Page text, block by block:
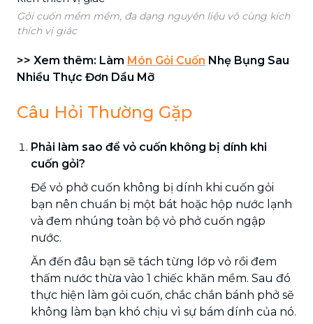
Gỏi cuốn mềm mềm, đa dạng nguyên liệu vô cùng kích
thích vị giác
>> Xem thêm: Làm Món Gỏi Cuốn Nhẹ Bụng Sau
Nhiều Thực Đơn Dầu Mỡ
Câu Hỏi Thường Gặp
Phải làm sao để vỏ cuốn không bị dính khi
cuốn gỏi?
Để vỏ phở cuốn không bị dính khi cuốn gỏi
bạn nên chuẩn bị một bát hoặc hộp nước lạnh
và đem nhúng toàn bộ vỏ phở cuốn ngập
nước.
Ăn đến đâu bạn sẽ tách từng lớp vỏ rồi đem
thấm nước thừa vào 1 chiếc khăn mềm. Sau đó
thực hiện làm gỏi cuốn, chắc chắn bánh phở sẽ
không làm bạn khó chịu vì sự bám dính của nó.